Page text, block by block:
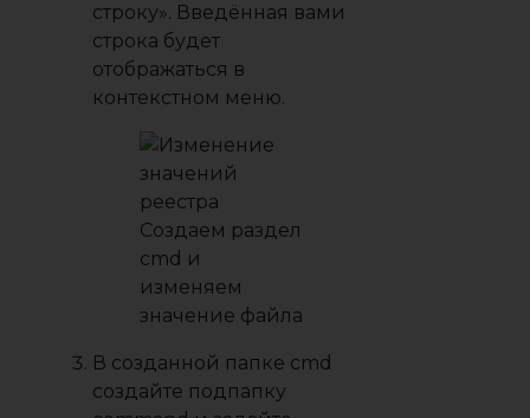
строку». Введённая вами
строка будет
отображаться в
контекстном меню.
Создаем раздел
cmd и
изменяем
значение файла
В созданной папке cmd
создайте подпапку